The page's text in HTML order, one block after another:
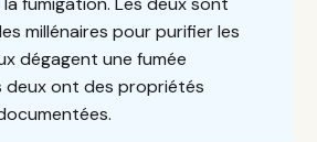
millénaires pour purifier les
dégagent une fumée
deux ont des propriétés